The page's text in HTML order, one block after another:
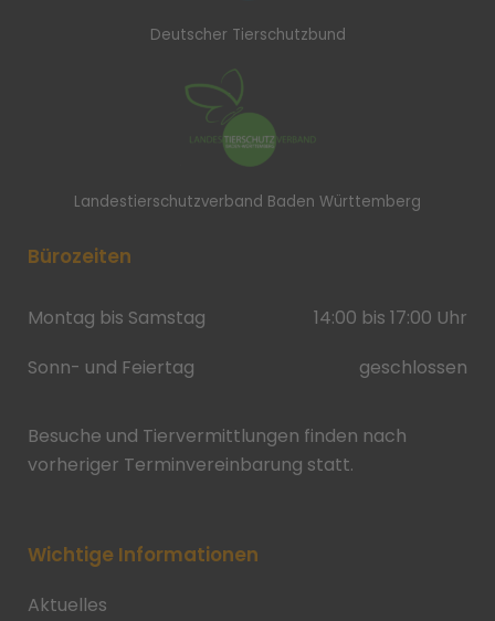
Deutscher Tierschutzbund
Landestierschutzverband Baden Württemberg
Bürozeiten
Montag bis Samstag
14:00 bis 17:00 Uhr
Sonn- und Feiertag
geschlossen
Besuche und Tiervermittlungen finden nach
vorheriger Terminvereinbarung statt.
Wichtige Informationen
Aktuelles